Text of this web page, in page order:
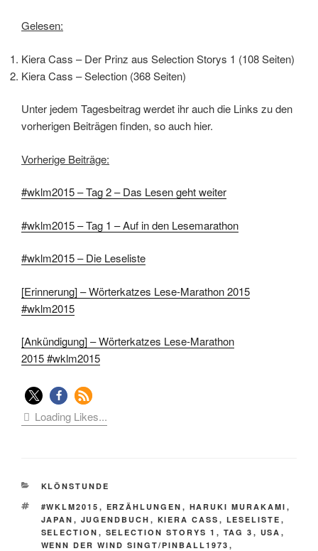
Gelesen:
Kiera Cass – Der Prinz aus Selection Storys 1 (108 Seiten)
Kiera Cass – Selection (368 Seiten)
Unter jedem Tagesbeitrag werdet ihr auch die Links zu den
vorherigen Beiträgen finden, so auch hier.
Vorherige Beiträge:
#wklm2015 – Tag 2 – Das Lesen geht weiter
#wklm2015 – Tag 1 – Auf in den Lesemarathon
#wklm2015 – Die Leseliste
[Erinnerung] – Wörterkatzes Lese-Marathon 2015
#wklm2015
[Ankündigung] – Wörterkatzes Lese-Marathon
2015 #wklm2015
Loading Likes...
KATEGORIEN
KLÖNSTUNDE
SCHLAGWÖRTER
#WKLM2015 , ERZÄHLUNGEN , HARUKI MURAKAMI ,
JAPAN , JUGENDBUCH , KIERA CASS , LESELISTE ,
SELECTION , SELECTION STORYS 1 , TAG 3 , USA ,
WENN DER WIND SINGT/PINBALL1973 ,